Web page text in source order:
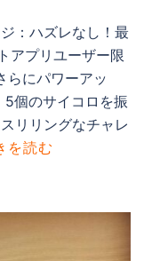
：ハズレなし！最
アプリユーザー限
らにパワーアッ
個のサイコロを振
リリングなチャレ
を読む